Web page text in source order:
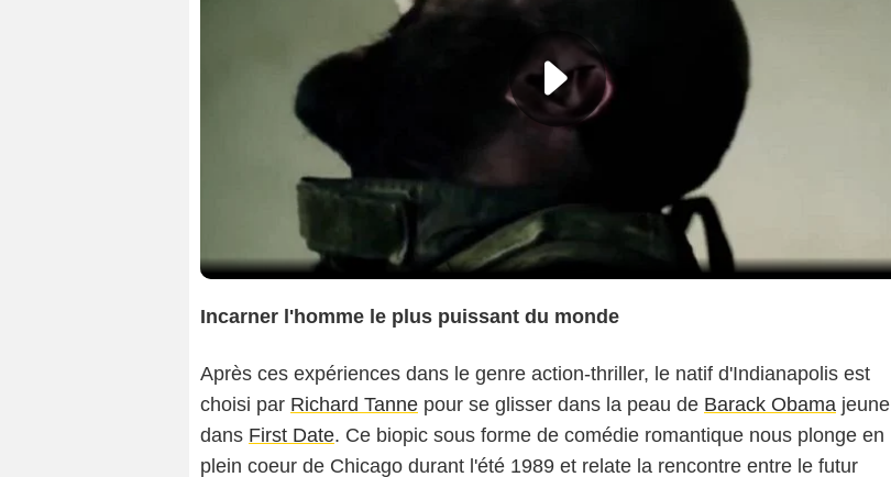
Incarner l'homme le plus puissant du monde
Après ces expériences dans le genre action-thriller, le natif d'Indianapolis est
choisi par Richard Tanne pour se glisser dans la peau de Barack Obama jeune
dans First Date. Ce biopic sous forme de comédie romantique nous plonge en
plein coeur de Chicago durant l'été 1989 et relate la rencontre entre le futur